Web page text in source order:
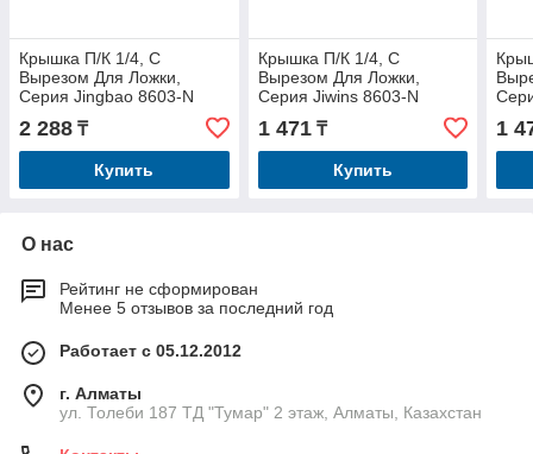
Крышка П/К 1/4, С
Вырезом Для Ложки,
Серия Jingbao 8603-N
2 288 ₸
Купить
Крышка П/К 1/4, С
Вырезом Для Ложки,
Серия Jiwins 8603-N
1 471₸
Купить
1
О нас
Рейтинг не сформирован
Менее 5 отзывов за последний год
Работает с 05.12.2012
г. Алматы
ул. Толеби 187 ТД "Тумар" 2 этаж, Алматы, Казахстан